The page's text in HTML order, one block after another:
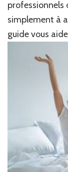
professionnels
simplement à
guide vous